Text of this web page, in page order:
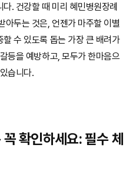
다. 건강할 때 미리 혜민병원장례
아두는 것은, 언젠가 마주할 이별
수 있도록 돕는 가장 큰 배려가
등을 예방하고, 모두가 한마음으
습니다.
확인하세요: 필수 체